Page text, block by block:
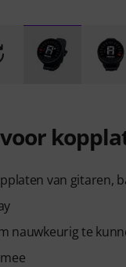
van gitaren,
nauwkeurig te